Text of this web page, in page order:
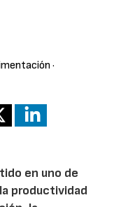
·
en uno de
productividad